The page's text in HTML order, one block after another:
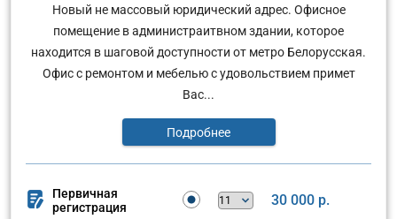
Новый не массовый юридический адрес. Офисное
помещение в администраитвном здании, которое
находится в шаговой доступности от метро Белорусская.
Офис с ремонтом и мебелью с удовольствием примет
Вас...
Подробнее
Первичная
регистрация
30 000 р.